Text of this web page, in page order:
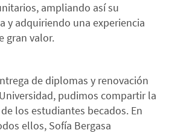
ampliando así su
y adquiriendo una experiencia
gran valor.
de diplomas y renovación
pudimos compartir la
los estudiantes becados. En
ellos, Sofía Bergasa